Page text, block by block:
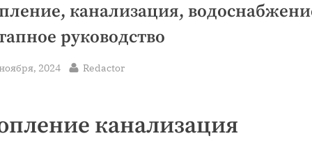
канализация,
руководство
2024 By
Redactor
канализация